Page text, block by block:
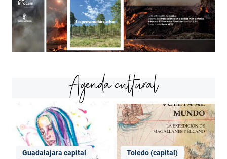
Agenda cultural
Guadalajara capital Toledo (capital)